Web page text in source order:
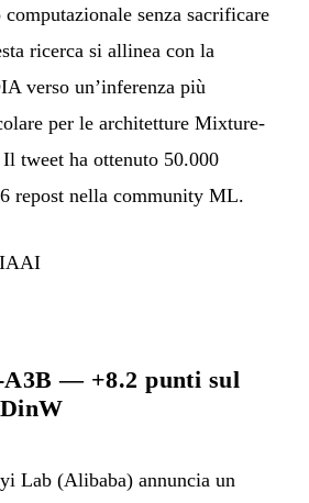
senza sacrificare
ricerca si allinea con la
verso un’inferenza più
per le architetture Mixture-
tweet ha ottenuto 50.000
repost nella community ML.
A3B — +8.2 punti sul
Lab (Alibaba) annuncia un